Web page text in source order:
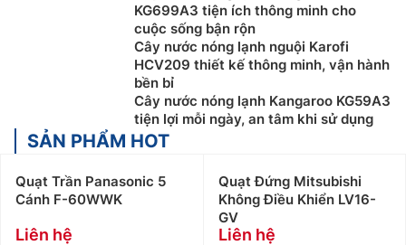
KG699A3 tiện ích thông minh cho
cuộc sống bận rộn
Cây nước nóng lạnh nguội Karofi
HCV209 thiết kế thông minh, vận hành
bền bỉ
Cây nước nóng lạnh Kangaroo KG59A3
tiện lợi mỗi ngày, an tâm khi sử dụng
SẢN PHẨM HOT
Quạt Trần Panasonic 5
Cánh F-60WWK
Liên hệ
Quạt Đứng Mitsubishi
Không Điều Khiển LV16-
GV
Liên hệ